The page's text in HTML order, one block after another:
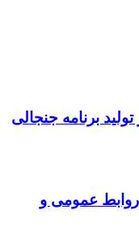
برنامه جنجالی
عمومی و